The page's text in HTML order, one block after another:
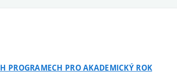
PROGRAMECH PRO AKADEMICKÝ ROK